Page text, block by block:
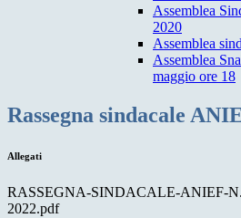
Assemblea
2020
Assemblea
Assemblea
maggio ore 18
Rassegna sindacale
Allegati
RASSEGNA-SINDACALE-ANIEF-
2022.pdf